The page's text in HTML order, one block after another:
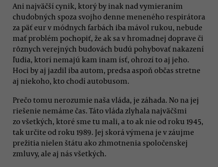
Ani najväčší cynik, ktorý by inak nad vymieraním
chudobných spoza svojho denne meneného respirátora
za päť eur v módnych farbách iba mávol rukou, nebude
mať problém pochopiť, že ak sa v hromadnej doprave či
rôznych verejných budovách budú pohybovať nakazení
ľudia, ktorí nemajú kam inam ísť, ohrozí to aj jeho.
Hoci by aj jazdil iba autom, predsa aspoň občas stretne
aj niekoho, kto chodí autobusom.
Prečo tomu nerozumie naša vláda, je záhada. No na jej
riešenie nemáme čas. Táto vláda zlyhala najväčšmi
zo všetkých, ktoré sme tu mali, a to ak nie od roku 1945,
tak určite od roku 1989. Jej skorá výmena je v záujme
prežitia nielen štátu ako zhmotnenia spoločenskej
zmluvy, ale aj nás všetkých.